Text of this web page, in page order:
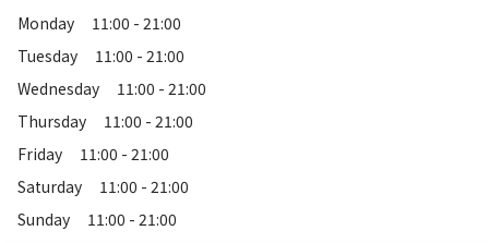
Monday
11:00 - 21:00
Tuesday
11:00 - 21:00
Wednesday
11:00 - 21:00
Thursday
11:00 - 21:00
Friday
11:00 - 21:00
Saturday
11:00 - 21:00
Sunday
11:00 - 21:00